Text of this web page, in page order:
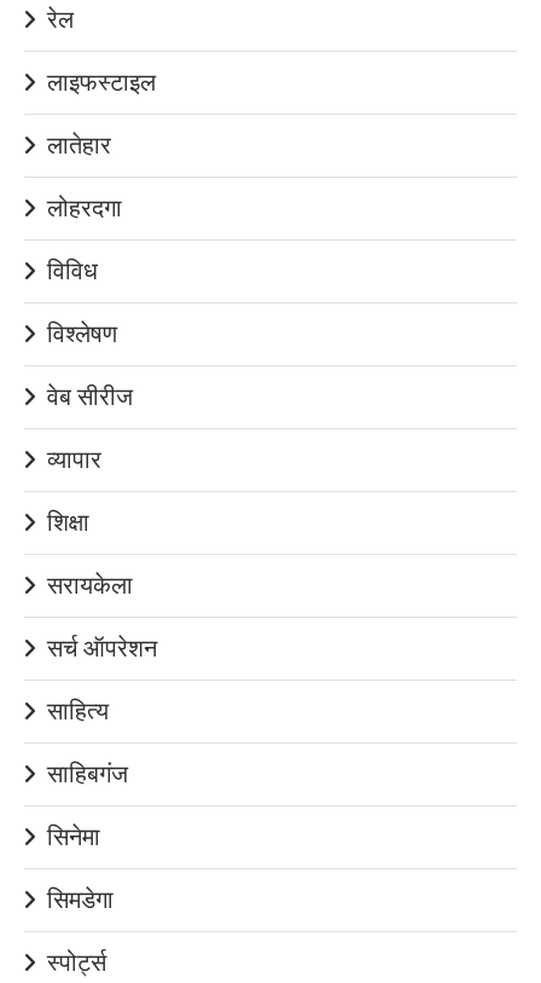
रेल
लाइफस्टाइल
लातेहार
लोहरदगा
विविध
विश्लेषण
वेब सीरीज
व्यापार
शिक्षा
सरायकेला
सर्च ऑपरेशन
साहित्य
साहिबगंज
सिनेमा
सिमडेगा
स्पोर्ट्स